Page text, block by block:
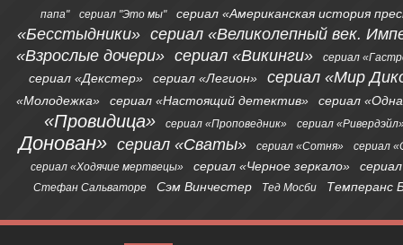
папа" сериал "Это мы" сериал «Американская история
«Бесстыдники» сериал «Великолепный век.
«Взрослые дочери» сериал «Викинги» сериал
сериал «Декстер» сериал «Легион» сериал «Мир
«Молодежка» сериал «Настоящий детектив» сериал
«Провидица» сериал «Проповедник» сериал
Донован» сериал «Сваты» сериал «Сотня»
сериал
сериал «Ходячие мертвецы»
сериал «Черное зеркало»
Стефан Сальваторе Сэм Винчестер Тед Мосби Темперанс